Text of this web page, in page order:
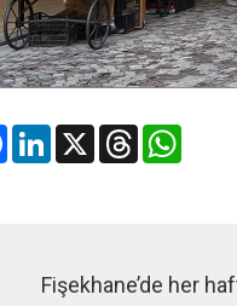
FacebookLinkedIn
X Threads
Fişekhane’de her